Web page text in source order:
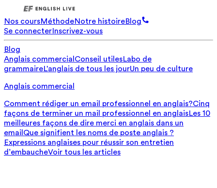
Nos coursMéthodeNotre histoireBlog
Se connecterInscrivez-vous
Blog
Anglais commercial Conseil utilesLabo de
grammaireL'anglais de tous les jourUn peu de culture
Anglais commercial
Comment rédiger un email professionnel en anglais?Cinq
façons de terminer un mail professionnel en anglaisLes 10
meilleures façons de dire merci en anglais dans un
email Que signifient les noms de poste anglais ?
Expressions anglaises pour réussir son entretien
d’embaucheVoir tous les articles